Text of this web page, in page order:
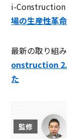
i-Construction
場の生産性革
最新の取り組
onstruction
た